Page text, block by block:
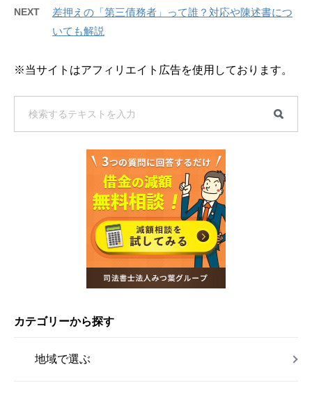
NEXT
差押えの「第三債務者」って誰？対応や陳述書につ
いても解説
※当サイトはアフィリエイト広告を使用しております。
カテゴリーから探す
地域で選ぶ